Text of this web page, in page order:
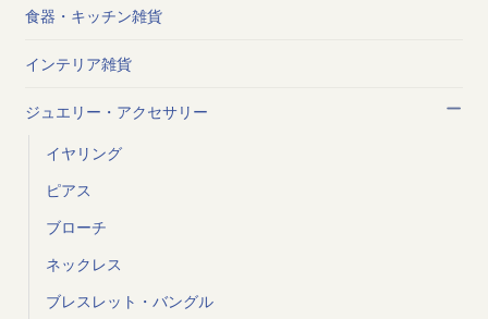
食器・キッチン雑貨
インテリア雑貨
ジュエリー・アクセサリー
イヤリング
ピアス
ブローチ
ネックレス
ブレスレット・バングル